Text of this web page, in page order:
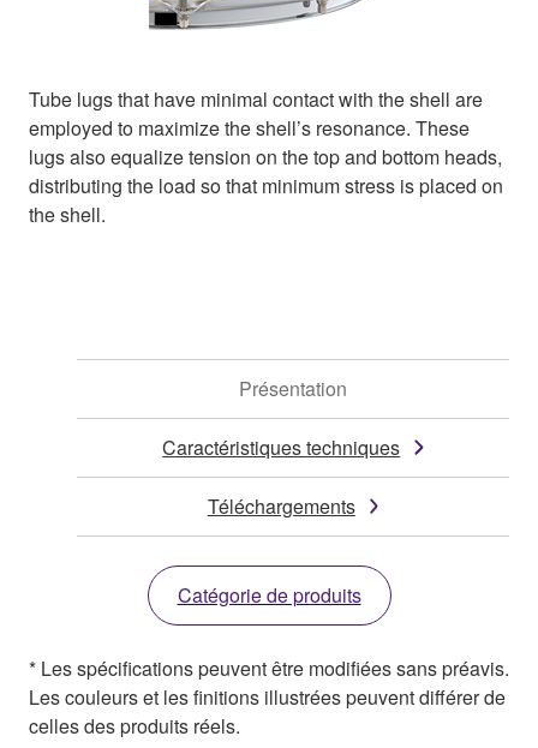
Tube lugs that have minimal contact with the shell are
employed to maximize the shell’s resonance. These
lugs also equalize tension on the top and bottom heads,
distributing the load so that minimum stress is placed on
the shell.
Présentation
Caractéristiques techniques
Téléchargements
Catégorie de produits
* Les spécifications peuvent être modifiées sans préavis.
Les couleurs et les finitions illustrées peuvent différer de
celles des produits réels.